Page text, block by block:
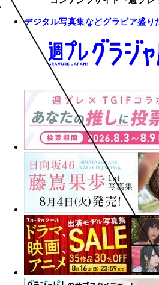
デジタル写真集などグラビア盛り